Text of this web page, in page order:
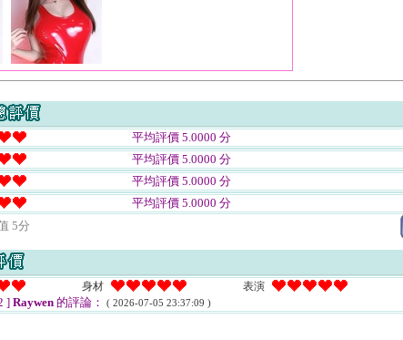
平均評價 5.0000 分
平均評價 5.0000 分
平均評價 5.0000 分
平均評價 5.0000 分
5分
身材 表演
]Raywen 的評論： ( 2026-07-05 23:37:09 )